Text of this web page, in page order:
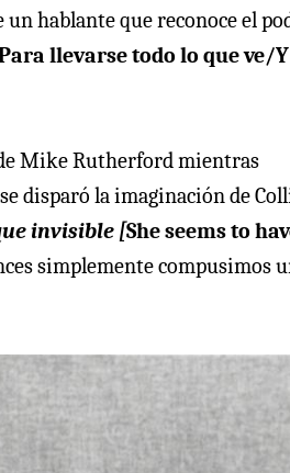
un hablante que reconoce el
llevarse todo lo que ve/Y
Mike Rutherford mientras
disparó la imaginación de
invisible [She seems to
simplemente compusimos